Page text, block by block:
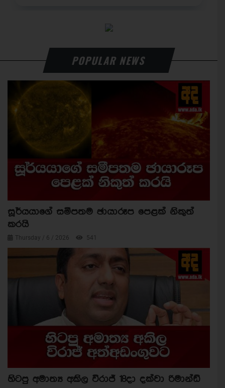
POPULAR NEWS
සූර්යයාගේ සමීපතම ඡායාරූප පෙළක් නිකුත්
කරයි
Thursday / 6 / 2026 541
හිටපු අමාත්‍ය අකිල විරාජ් 18දා දක්වා රිමාන්ඩ්